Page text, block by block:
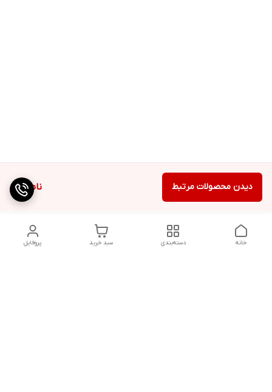
ناموجود دیدن محصولات مرتبط
پروفایل سبد خرید دسته‌بندی خانه